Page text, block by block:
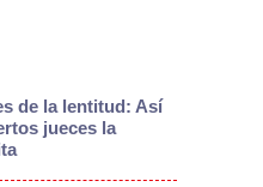
de la lentitud: Así
jueces la